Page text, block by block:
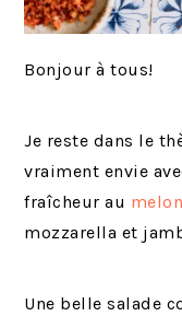
Bonjour à tous!
Je reste dans le
vraiment envie
fraîcheur au melon
mozzarella et
Une belle salade